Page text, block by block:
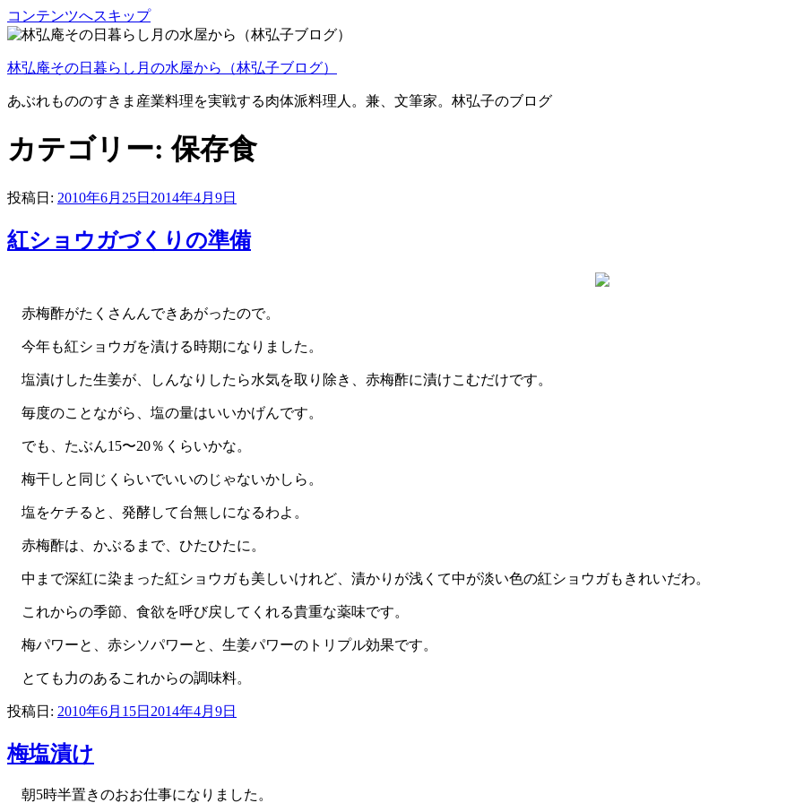
コンテンツへスキップ
林弘庵その日暮らし月の水屋から（林弘子ブログ）
あぶれもののすきま産業料理を実戦する肉体派料理人。兼、文筆家。林弘子のブログ
カテゴリー:保存食
投稿日: 2010年6月25日 2014年4月9日
紅ショウガづくりの準備
赤梅酢がたくさんんできあがったので。
今年も紅ショウガを漬ける時期になりました。
塩漬けした生姜が、しんなりしたら水気を取り除き、赤梅酢に漬けこむだけです。
毎度のことながら、塩の量はいいかげんです。
でも、たぶん15〜20％くらいかな。
梅干しと同じくらいでいいのじゃないかしら。
塩をケチると、発酵して台無しになるわよ。
赤梅酢は、かぶるまで、ひたひたに。
中まで深紅に染まった紅ショウガも美しいけれど、漬かりが浅くて中が淡い色の紅ショウガもきれいだわ。
これからの季節、食欲を呼び戻してくれる貴重な薬味です。
梅パワーと、赤シソパワーと、生姜パワーのトリプル効果です。
とても力のあるこれからの調味料。
投稿日: 2010年6月15日 2014年4月9日
梅塩漬け
朝5時半置きのおお仕事になりました。